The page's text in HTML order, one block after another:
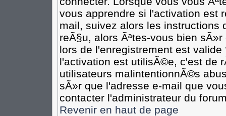
vous apprendre si l'activation est
mail, suivez alors les instructions
reÃ§u, alors Ãªtes-vous bien
lors de l'enregistrement est
l'activation est utilisÃ©e, c'est de
utilisateurs malintentionnÃ©s
sÃ»r que l'adresse e-mail que
contacter l'administrateur du
Revenir en haut de page